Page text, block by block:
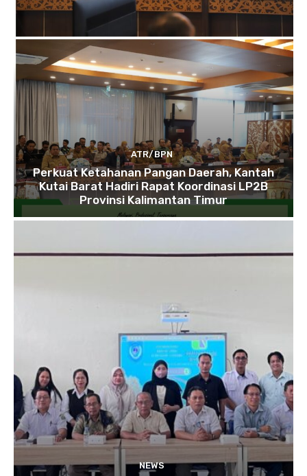
ATR/BPN
Perkuat Ketahanan Pangan Daerah, Kantah
Kutai Barat Hadiri Rapat Koordinasi LP2B
Provinsi Kalimantan Timur
NEWS